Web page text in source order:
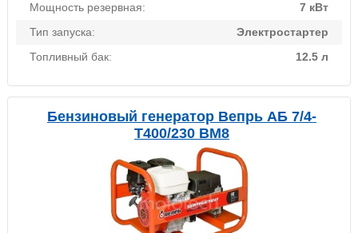
Мощность резервная:
7 кВт
Тип запуска:
Электростартер
Топливный бак:
12.5 л
Бензиновый генератор Вепрь АБ 7/4-
Т400/230 ВМ8